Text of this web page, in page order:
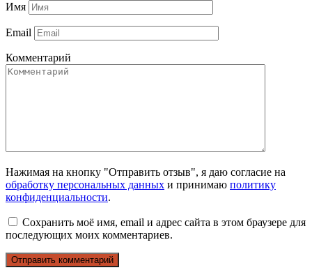
Имя
Email
Комментарий
Нажимая на кнопку "Отправить отзыв", я даю согласие на
обработку персональных данных и принимаю политику
конфиденциальности.
Сохранить моё имя, email и адрес сайта в этом браузере для
последующих моих комментариев.